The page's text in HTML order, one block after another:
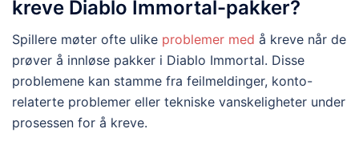
kreve Diablo Immortal-pakker?
Spillere møter ofte ulike problemer med å kreve når de
prøver å innløse pakker i Diablo Immortal. Disse
problemene kan stamme fra feilmeldinger, konto-
relaterte problemer eller tekniske vanskeligheter under
prosessen for å kreve.